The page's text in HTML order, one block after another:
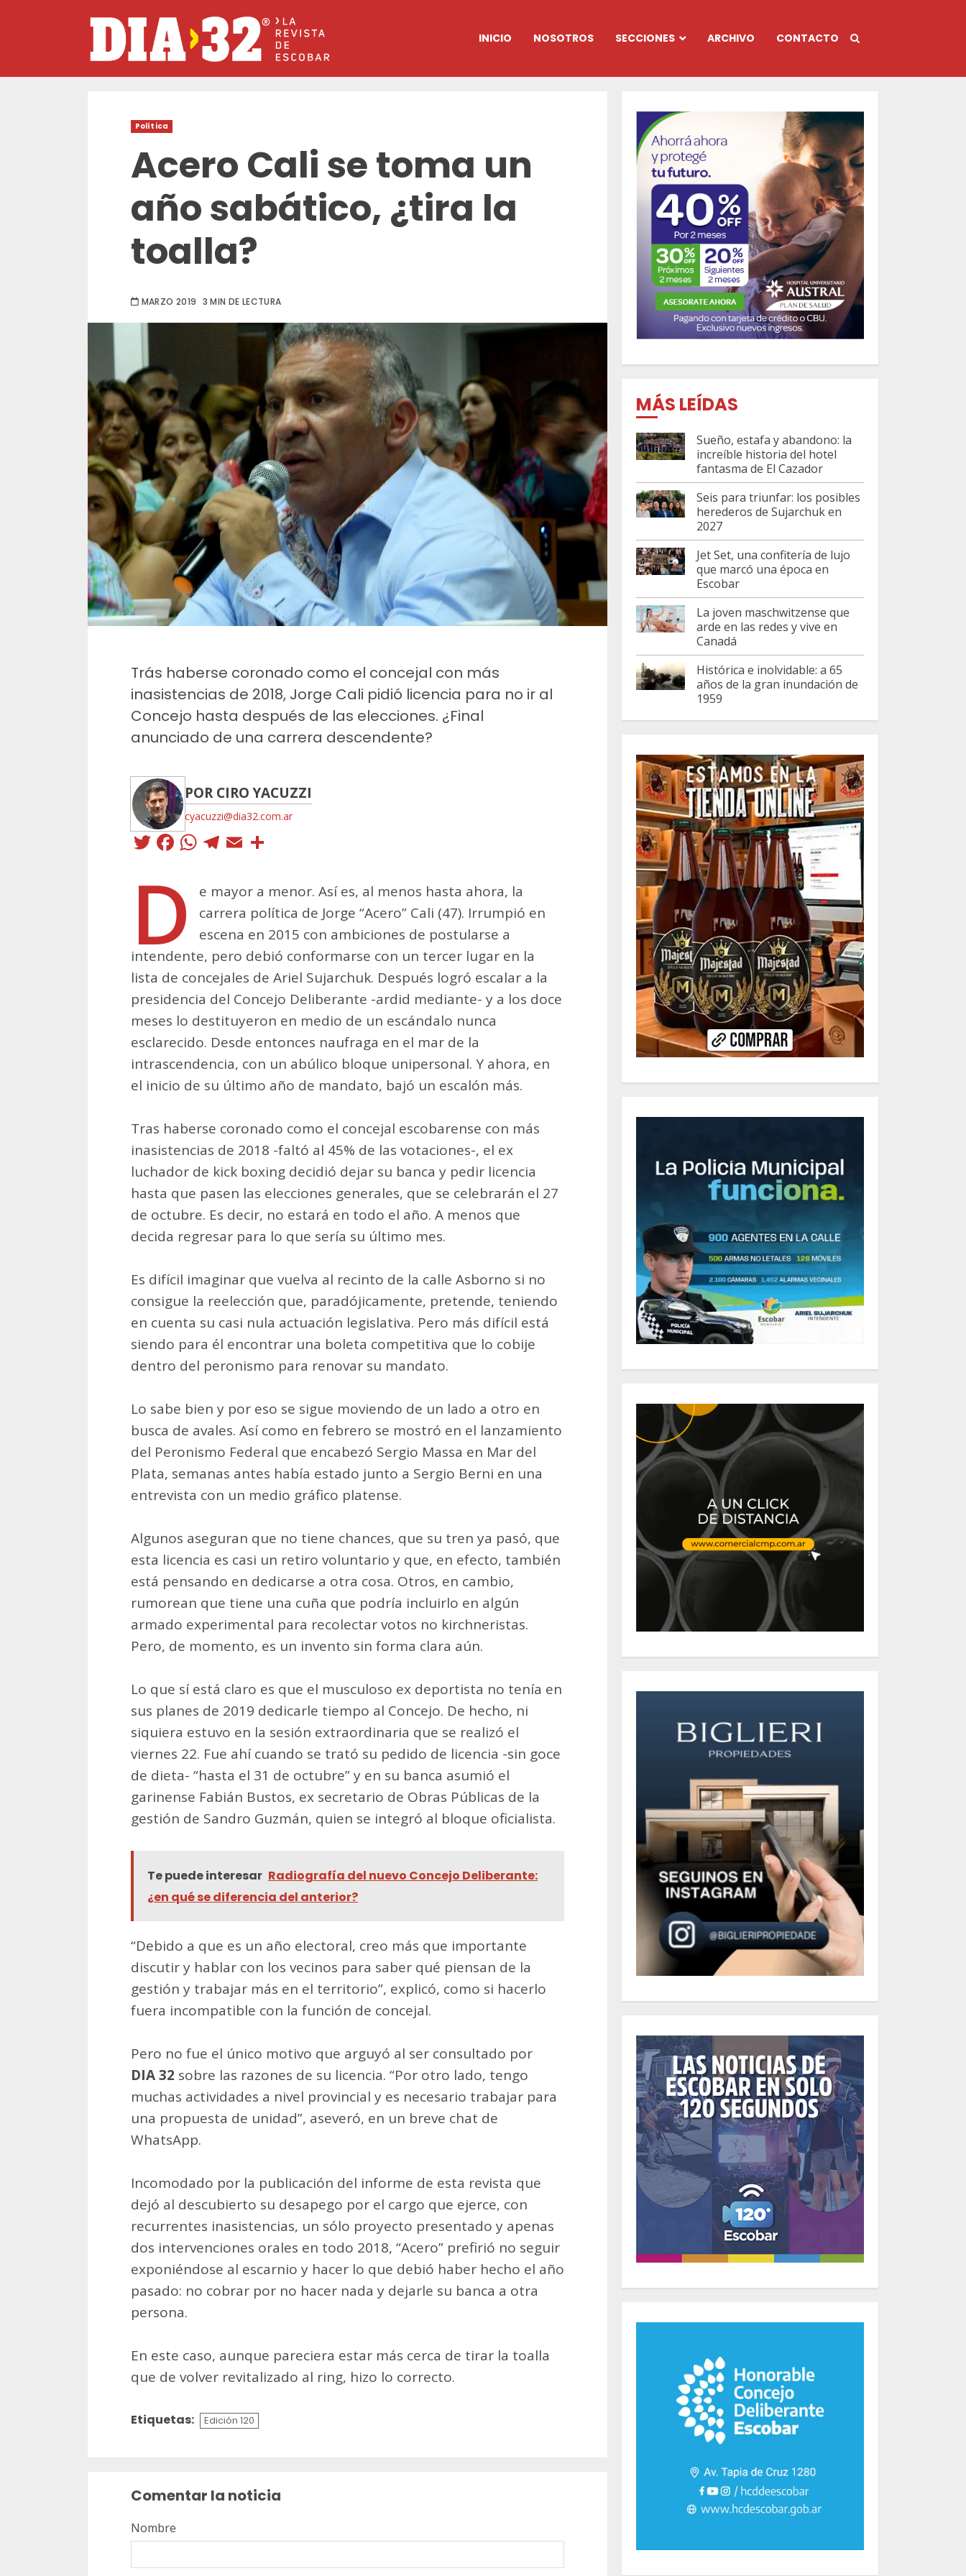
INICIO NOSOTROS SECCIONES ARCHIVO CONTACTO
Política
Acero Cali se toma un
año sabático, ¿tira la
toalla?
MARZO 2019 3 MIN DE LECTURA
Trás haberse coronado como el concejal con más
inasistencias de 2018, Jorge Cali pidió licencia para no ir al
Concejo hasta después de las elecciones. ¿Final
anunciado de una carrera descendente?
POR CIRO YACUZZI
cyacuzzi@dia32.com.ar
Twitter
Facebook
WhatsApp
Telegram
Email
D
e mayor a menor. Así es, al menos hasta ahora, la
carrera política de Jorge “Acero” Cali (47). Irrumpió en
escena en 2015 con ambiciones de postularse a
intendente, pero debió conformarse con un tercer lugar en la
lista de concejales de Ariel Sujarchuk. Después logró escalar a la
presidencia del Concejo Deliberante -ardid mediante- y a los doce
meses lo destituyeron en medio de un escándalo nunca
esclarecido. Desde entonces naufraga en el mar de la
intrascendencia, con un abúlico bloque unipersonal. Y ahora, en
el inicio de su último año de mandato, bajó un escalón más.
Tras haberse coronado como el concejal escobarense con más
inasistencias de 2018 -faltó al 45% de las votaciones-, el ex
luchador de kick boxing decidió dejar su banca y pedir licencia
hasta que pasen las elecciones generales, que se celebrarán el 27
de octubre. Es decir, no estará en todo el año. A menos que
decida regresar para lo que sería su último mes.
Es difícil imaginar que vuelva al recinto de la calle Asborno si no
consigue la reelección que, paradójicamente, pretende, teniendo
en cuenta su casi nula actuación legislativa. Pero más difícil está
siendo para él encontrar una boleta competitiva que lo cobije
dentro del peronismo para renovar su mandato.
Lo sabe bien y por eso se sigue moviendo de un lado a otro en
busca de avales. Así como en febrero se mostró en el lanzamiento
del Peronismo Federal que encabezó Sergio Massa en Mar del
Plata, semanas antes había estado junto a Sergio Berni en una
entrevista con un medio gráfico platense.
Algunos aseguran que no tiene chances, que su tren ya pasó, que
esta licencia es casi un retiro voluntario y que, en efecto, también
está pensando en dedicarse a otra cosa. Otros, en cambio,
rumorean que tiene una cuña que podría incluirlo en algún
armado experimental para recolectar votos no kirchneristas.
Pero, de momento, es un invento sin forma clara aún.
Lo que sí está claro es que el musculoso ex deportista no tenía en
sus planes de 2019 dedicarle tiempo al Concejo. De hecho, ni
siquiera estuvo en la sesión extraordinaria que se realizó el
viernes 22. Fue ahí cuando se trató su pedido de licencia -sin goce
de dieta- “hasta el 31 de octubre” y en su banca asumió el
garinense Fabián Bustos, ex secretario de Obras Públicas de la
gestión de Sandro Guzmán, quien se integró al bloque oficialista.
Te puede interesar Radiografía del nuevo Concejo Deliberante:
¿en qué se diferencia del anterior?
“Debido a que es un año electoral, creo más que importante
discutir y hablar con los vecinos para saber qué piensan de la
gestión y trabajar más en el territorio”, explicó, como si hacerlo
fuera incompatible con la función de concejal.
Pero no fue el único motivo que arguyó al ser consultado por
DIA 32 sobre las razones de su licencia. “Por otro lado, tengo
muchas actividades a nivel provincial y es necesario trabajar para
una propuesta de unidad”, aseveró, en un breve chat de
WhatsApp.
Incomodado por la publicación del informe de esta revista que
dejó al descubierto su desapego por el cargo que ejerce, con
recurrentes inasistencias, un sólo proyecto presentado y apenas
dos intervenciones orales en todo 2018, “Acero” prefirió no seguir
exponiéndose al escarnio y hacer lo que debió haber hecho el año
pasado: no cobrar por no hacer nada y dejarle su banca a otra
persona.
En este caso, aunque pareciera estar más cerca de tirar la toalla
que de volver revitalizado al ring, hizo lo correcto.
Etiquetas: Edición 120
Comentar la noticia
Nombre
MÁS LEÍDAS
Sueño, estafa y abandono: la
increíble historia del hotel
fantasma de El Cazador
Seis para triunfar: los posibles
herederos de Sujarchuk en
2027
Jet Set, una confitería de lujo
que marcó una época en
Escobar
La joven maschwitzense que
arde en las redes y vive en
Canadá
Histórica e inolvidable: a 65
años de la gran inundación de
1959